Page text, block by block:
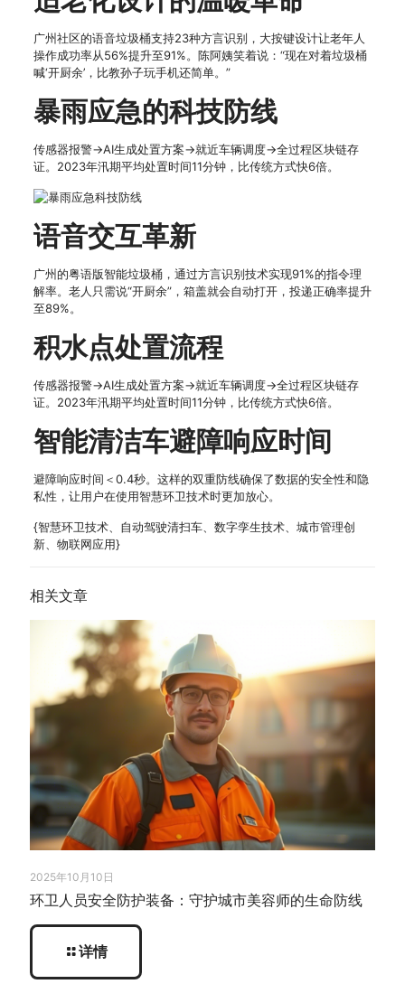
广州社区的语音垃圾桶支持23种方言识别，大按键设计让老年人
操作成功率从56%提升至91%。陈阿姨笑着说：“现在对着垃圾桶
喊‘开厨余’，比教孙子玩手机还简单。”
暴雨应急的科技防线
传感器报警→AI生成处置方案→就近车辆调度→全过程区块链存
证。2023年汛期平均处置时间11分钟，比传统方式快6倍。
语音交互革新
广州的粤语版智能垃圾桶，通过方言识别技术实现91%的指令理
解率。老人只需说“开厨余”，箱盖就会自动打开，投递正确率提升
至89%。
积水点处置流程
传感器报警→AI生成处置方案→就近车辆调度→全过程区块链存
证。2023年汛期平均处置时间11分钟，比传统方式快6倍。
智能清洁车避障响应时间
避障响应时间＜0.4秒。这样的双重防线确保了数据的安全性和隐
私性，让用户在使用智慧环卫技术时更加放心。
{智慧环卫技术、自动驾驶清扫车、数字孪生技术、城市管理创
新、物联网应用}
相关文章
2025年10月10日
环卫人员安全防护装备：守护城市美容师的生命防线
详情